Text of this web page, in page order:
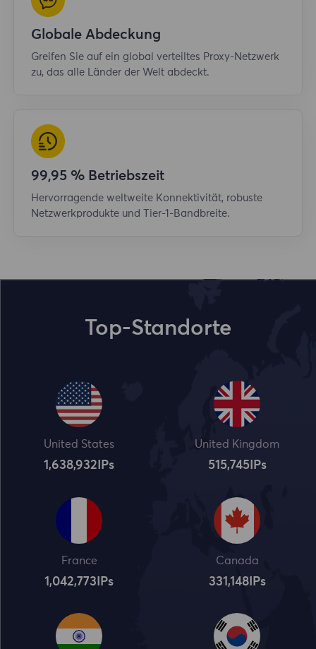
Globale Abdeckung
Greifen Sie auf ein global verteiltes Proxy-Netzwerk
zu, das alle Länder der Welt abdeckt.
99,95 % Betriebszeit
Hervorragende weltweite Konnektivität, robuste
Netzwerkprodukte und Tier-1-Bandbreite.
Top-Standorte
United States
1,638,932 IPs
United Kingdom
515,745IPs
France
1,042,773 IPs
Canada
331,148IPs